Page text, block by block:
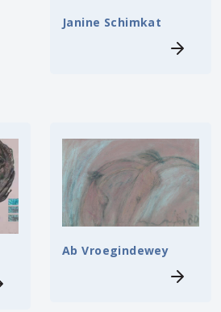
Janine Schimkat
Ab Vroegindewey